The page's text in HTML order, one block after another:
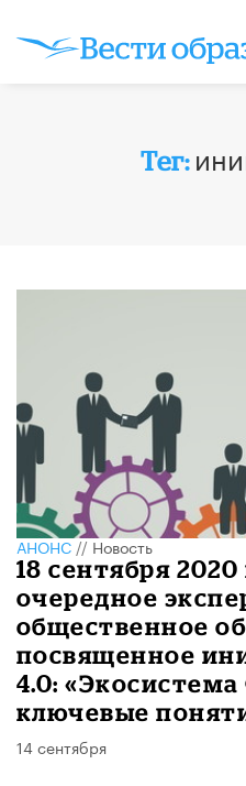
Тег:
АНОНС//Новость
18 сентября
очередное
общественное
посвященное
4.0:
ключевые
14 сентября